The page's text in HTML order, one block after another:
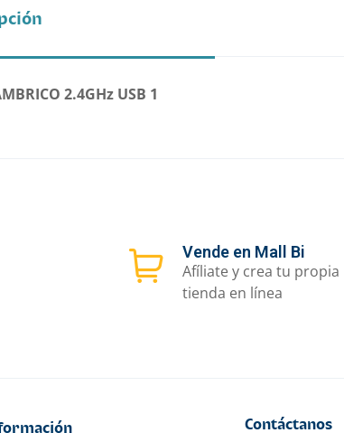
2.4GHz USB 1
Vende en Mall Bi
Afíliate y crea tu propia
tienda en línea
Contáctanos